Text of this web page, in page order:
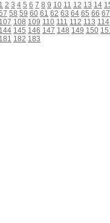
1 2 3 4 5 6 7 8 9 10 11 12 13 14
58 59 60 61 62 63 64 65 66 67
107 108 109 110 111 112 113 114
144 145 146 147 148 149 150
181 182 183